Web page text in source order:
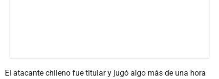
El atacante chileno fue titular y jugó algo más de una hora